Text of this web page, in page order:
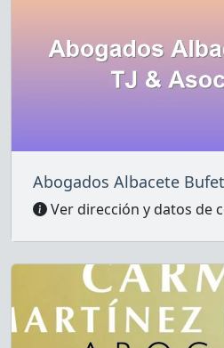
Abogados Albacete
Ver dirección y datos de